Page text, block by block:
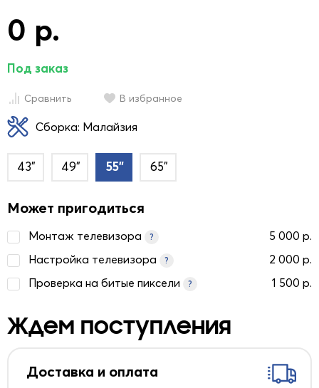
0 р.
Под заказ
Сравнить В избранное
Сборка: Малайзия
43" 49" 55" 65"
Может пригодиться
Монтаж телевизора ?
5 000 р.
Настройка телевизора
?
2 000 р.
Проверка на битые пиксели
? 1 500 р.
Ждем поступления
Доставка и оплата